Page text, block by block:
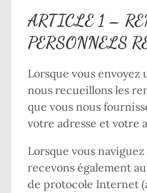
ARTICLE 1 –
PERSONNELS
Lorsque vous envoyez
nous recueillons les
que vous nous
votre adresse et votre
Lorsque vous
recevons également
de protocole Internet